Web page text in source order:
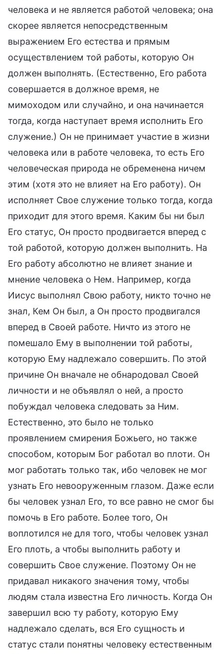
человека и не является работой человека; она
скорее является непосредственным
выражением Его естества и прямым
осуществлением той работы, которую Он
должен выполнять. (Естественно, Его работа
совершается в должное время, не
мимоходом или случайно, и она начинается
тогда, когда наступает время исполнить Его
служение.) Он не принимает участие в жизни
человека или в работе человека, то есть Его
человеческая природа не обременена ничем
этим (хотя это не влияет на Его работу). Он
исполняет Свое служение только тогда, когда
приходит для этого время. Каким бы ни был
Его статус, Он просто продвигается вперед с
той работой, которую должен выполнить. На
Его работу абсолютно не влияет знание и
мнение человека о Нем. Например, когда
Иисус выполнял Свою работу, никто точно не
знал, Кем Он был, а Он просто продвигался
вперед в Своей работе. Ничто из этого не
помешало Ему в выполнении той работы,
которую Ему надлежало совершить. По этой
причине Он вначале не обнародовал Своей
личности и не объявлял о ней, а просто
побуждал человека следовать за Ним.
Естественно, это было не только
проявлением смирения Божьего, но также
способом, которым Бог работал во плоти. Он
мог работать только так, ибо человек не мог
узнать Его невооруженным глазом. Даже если
бы человек узнал Его, то все равно не смог бы
помочь в Его работе. Более того, Он
воплотился не для того, чтобы человек узнал
Его плоть, а чтобы выполнить работу и
совершить Свое служение. Поэтому Он не
придавал никакого значения тому, чтобы
людям стала известна Его личность. Когда Он
завершил всю ту работу, которую Ему
надлежало сделать, вся Его сущность и
статус стали понятны человеку естественным